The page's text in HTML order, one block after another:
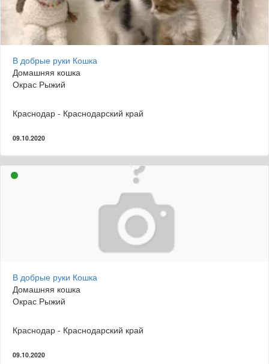
В добрые руки Кошка
Домашняя кошка
Окрас Рыжий
Краснодар - Краснодарский край
09.10.2020
В добрые руки Кошка
Домашняя кошка
Окрас Рыжий
Краснодар - Краснодарский край
09.10.2020